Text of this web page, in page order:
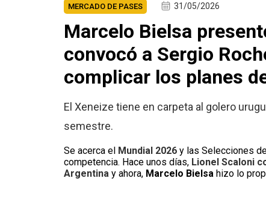
MERCADO DE PASES 31/05/2026
Marcelo Bielsa
convocó a Sergio
complicar los planes
El Xeneize tiene en carpeta al golero
semestre.
Se acerca el Mundial 2026y las Selecciones
competencia. Hace unos días, Lionel Scaloni
Argentinay ahora, Marcelo Bielsahizo lo